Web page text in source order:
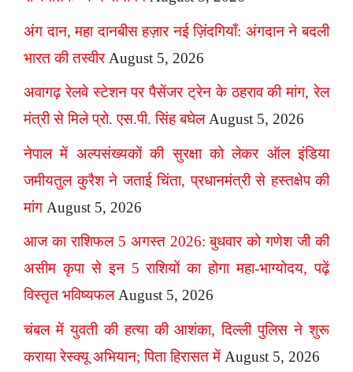
अंग दान, महा दानबीस हज़ार नई ज़िंदगियाँ: अंगदान ने बदली
भारत की तस्वीर August 5, 2026
अवागढ़ रेलवे स्टेशन पर पैसेंजर ट्रेन के ठहराव की मांग, रेल
मंत्री से मिले प्रो. एस.पी. सिंह बघेल August 5, 2026
नेपाल में अल्पसंख्यकों की सुरक्षा को लेकर ऑल इंडिया
जमीयतुल कुरैश ने जताई चिंता, प्रधानमंत्री से हस्तक्षेप की
मांग August 5, 2026
आज का राशिफल 5 अगस्त 2026: बुधवार को गणेश जी की
असीम कृपा से इन 5 राशियों का होगा महा-भाग्योदय, पढ़ें
विस्तृत भविष्यफल August 5, 2026
चंबल में युवती की हत्या की आशंका, दिल्ली पुलिस ने शुरू
कराया रेस्क्यू अभियान; पिता हिरासत में August 5, 2026